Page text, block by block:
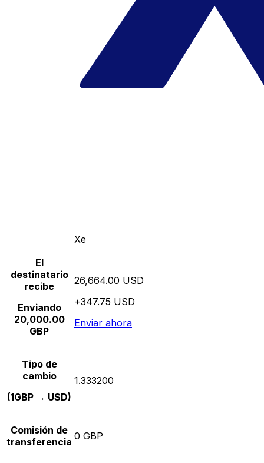
Xe
El
destinatario
recibe
Enviando
20,000.00
GBP
26,664.00 USD
+347.75 USD
Enviar ahora
Tipo de
cambio
(1GBP → USD)
1.333200
Comisión de
transferencia 0 GBP